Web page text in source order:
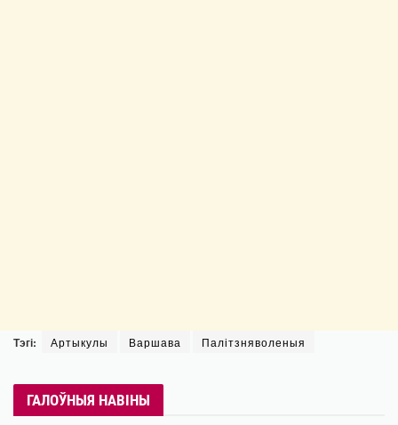
Тэгі: Артыкулы Варшава Палітзняволеныя
ГАЛОЎНЫЯ НАВІНЫ